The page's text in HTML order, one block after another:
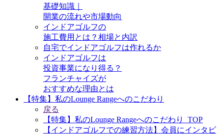
基礎知識｜
開業の流れや市場動向
インドアゴルフの
施工費用とは？相場と内訳
自宅でインドアゴルフは作れるか
インドアゴルフは
投資事業になり得る？
フランチャイズが
おすすめな理由とは
【特集】私のLounge Rangeへのこだわり
戻る
【特集】私のLounge Rangeへのこだわり_TOP
【インドアゴルフでの練習方法】会員にインタビ